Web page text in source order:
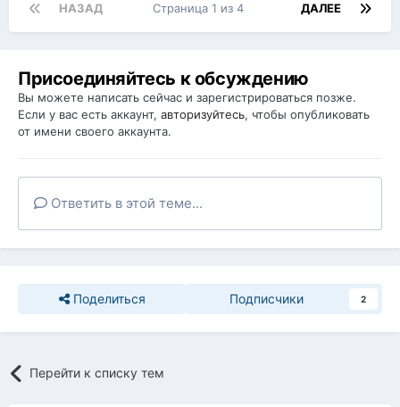
НАЗАД ДАЛЕЕ
Страница 1 из 4
Присоединяйтесь к обсуждению
Вы можете написать сейчас и зарегистрироваться позже.
Если у вас есть аккаунт, авторизуйтесь, чтобы опубликовать
от имени своего аккаунта.
Ответить в этой теме...
Поделиться Подписчики 2
Перейти к списку тем